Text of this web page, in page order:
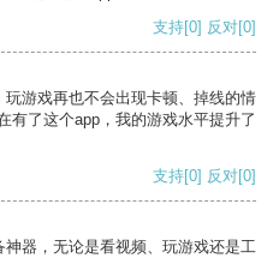
支持[0] 反对[0]
游戏再也不会出现卡顿、掉线的情
有了这个app，我的游戏水平提升了
支持[0] 反对[0]
器，无论是看视频、玩游戏还是工